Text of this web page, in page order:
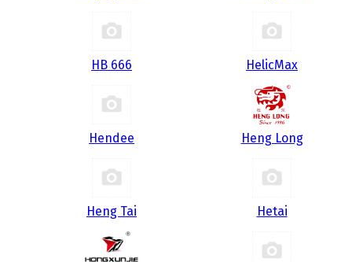
HB 666 HelicMax
Hendee Heng Long
Heng Tai Hetai